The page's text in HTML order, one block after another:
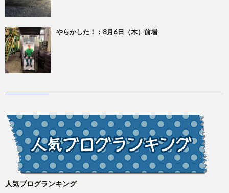
やらかした！：8月6日（木）前場
人気ブログランキング